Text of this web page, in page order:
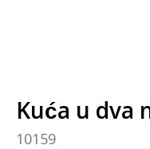
Kuća u dva
10159